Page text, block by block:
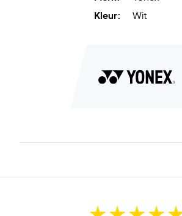
Kleur:
Wit